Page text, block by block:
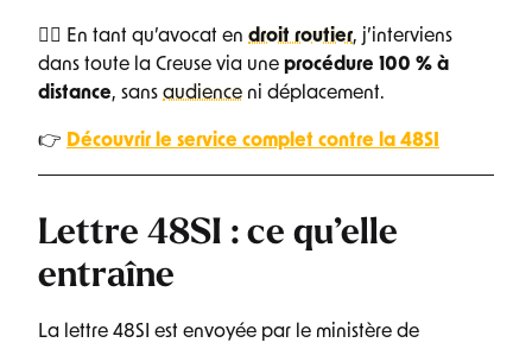
👨‍⚖️ En tant qu’avocat en droit routier, j’interviens
dans toute la Creuse via une procédure 100 % à
distance, sans audience ni déplacement.
👉 Découvrir le service complet contre la 48SI
Lettre 48SI : ce qu’elle
entraîne
La lettre 48SI est envoyée par le ministère de